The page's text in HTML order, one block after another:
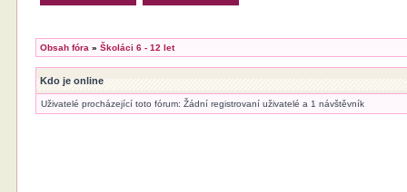
Obsah fóra »Školáci 6 - 12 let
Kdo je online
Uživatelé procházející toto fórum: Žádní registrovaní uživatelé a 1 návštěvník